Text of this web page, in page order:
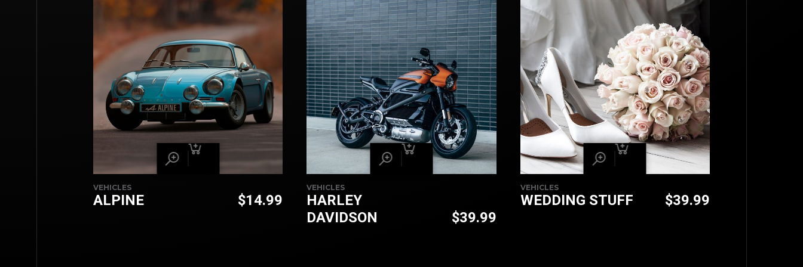
VEHICLES
ALPINE $14.99
VEHICLES
HARLEY
DAVIDSON
$39.99
VEHICLES
WEDDING STUFF $39.99